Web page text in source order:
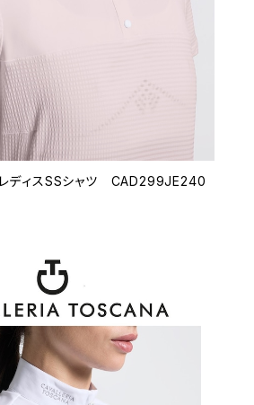
ディスSSシャツ CAD299JE240